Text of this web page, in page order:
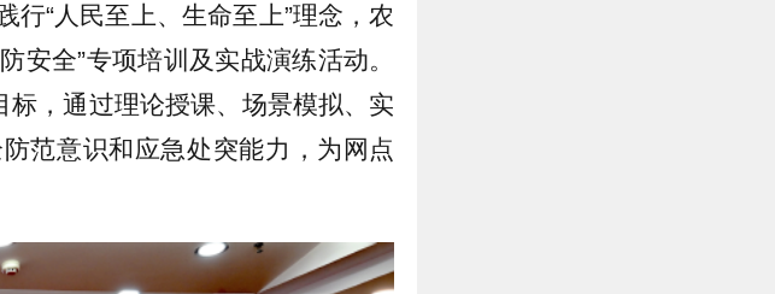
“人民至上、生命至上”理念，农
安全”专项培训及实战演练活动。
标，通过理论授课、场景模拟、实
范意识和应急处突能力，为网点